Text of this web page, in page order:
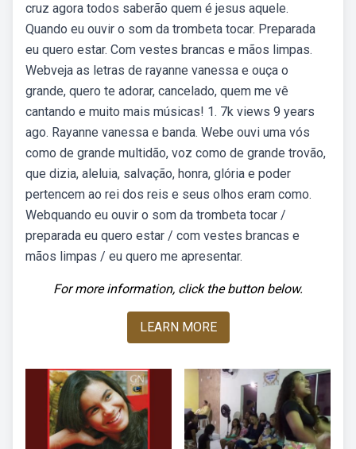
cruz agora todos saberão quem é jesus aquele.
Quando eu ouvir o som da trombeta tocar. Preparada
eu quero estar. Com vestes brancas e mãos limpas.
Webveja as letras de rayanne vanessa e ouça o
grande, quero te adorar, cancelado, quem me vê
cantando e muito mais músicas! 1. 7k views 9 years
ago. Rayanne vanessa e banda. Webe ouvi uma vós
como de grande multidão, voz como de grande trovão,
que dizia, aleluia, salvação, honra, glória e poder
pertencem ao rei dos reis e seus olhos eram como.
Webquando eu ouvir o som da trombeta tocar /
preparada eu quero estar / com vestes brancas e
mãos limpas / eu quero me apresentar.
For more information, click the button below.
LEARN MORE